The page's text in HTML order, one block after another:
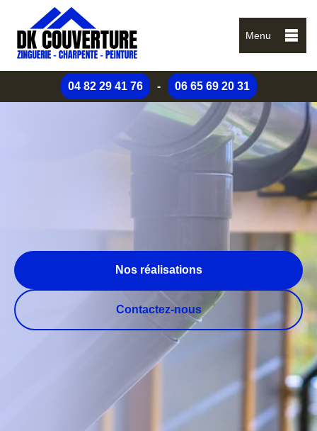
Menu
04 82 29 41 76 - 06 65 69 20 31
Nos réalisations
Contactez-nous